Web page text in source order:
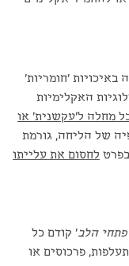
'חומריות'
האקלימיות
מחלה ל'עקשנית' או
של הליחה, גורמת
לחסום את עלייתו
הלב' קודם כל
פרכוסים או